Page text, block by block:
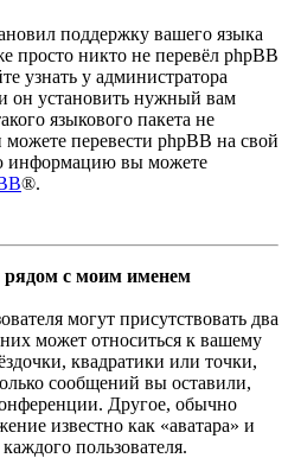
поддержку вашего языка
просто никто не перевёл phpBB
узнать у администратора
он установить нужный вам
языкового пакета не
можете перевести phpBB на свой
информацию вы можете
®.
рядом с моим именем
могут присутствовать два
может относиться к вашему
квадратики или точки,
сообщений вы оставили,
Другое, обычно
известно как «аватара» и
пользователя.